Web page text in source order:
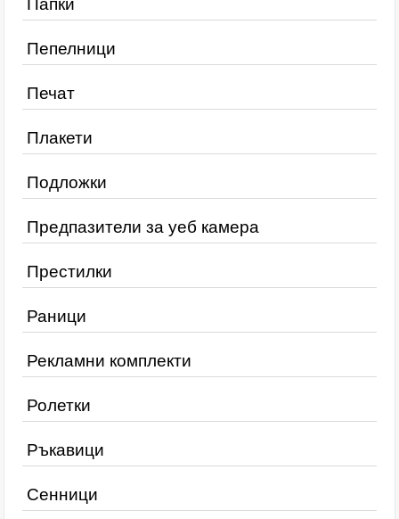
Папки
Пепелници
Печат
Плакети
Подложки
Предпазители за уеб камера
Престилки
Раници
Рекламни комплекти
Ролетки
Ръкавици
Сенници